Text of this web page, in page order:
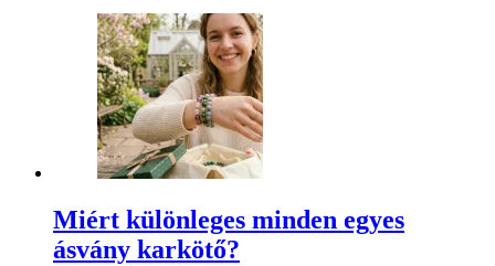
Miért különleges minden egyes
ásvány karkötő?